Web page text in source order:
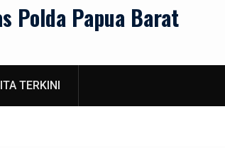
Polda Papua Barat
TERKINI